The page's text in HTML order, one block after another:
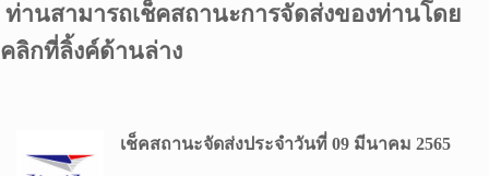
ท่านสามารถเช็คสถานะการจัดส่งของท่านโดย
คลิกที่ลิ้งค์ด้านล่าง
เช็คสถานะจัดส่งประจำวันที่ 09 มีนาคม 2565